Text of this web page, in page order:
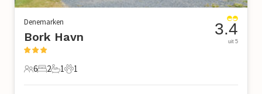
Denemarken
Bork Havn
6 Gasten
6
2 Slaapkamers
2
1 Badkamer
1
1 Huisdier
1
3.4
uit 5